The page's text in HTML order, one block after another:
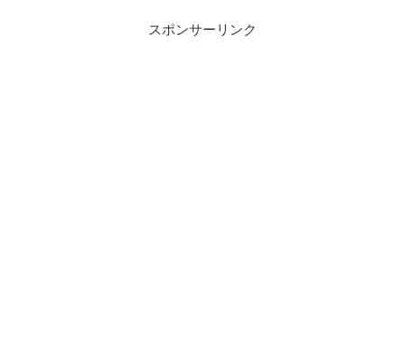
スポンサーリンク